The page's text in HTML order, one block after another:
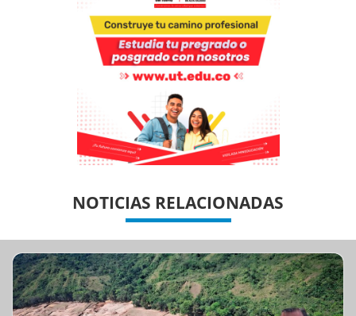
NOTICIAS RELACIONADAS